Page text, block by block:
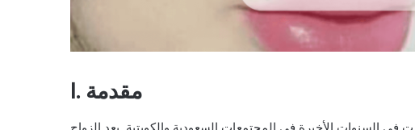
I. مقدمة